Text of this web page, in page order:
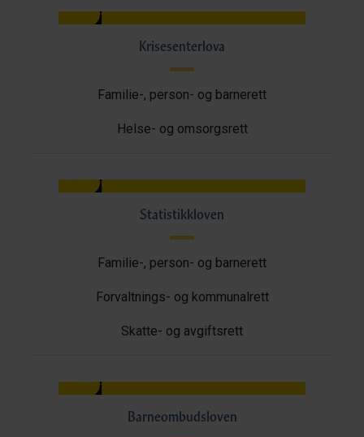
Krisesenterlova
Familie-, person- og barnerett
Helse- og omsorgsrett
Statistikkloven
Familie-, person- og barnerett
Forvaltnings- og kommunalrett
Skatte- og avgiftsrett
Barneombudsloven